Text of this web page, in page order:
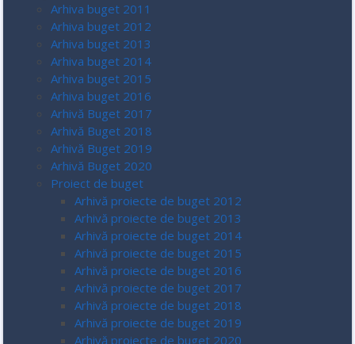
Arhiva buget 2011
Arhiva buget 2012
Arhiva buget 2013
Arhiva buget 2014
Arhiva buget 2015
Arhiva buget 2016
Arhivă Buget 2017
Arhivă Buget 2018
Arhivă Buget 2019
Arhivă Buget 2020
Proiect de buget
Arhivă proiecte de buget 2012
Arhivă proiecte de buget 2013
Arhivă proiecte de buget 2014
Arhivă proiecte de buget 2015
Arhivă proiecte de buget 2016
Arhivă proiecte de buget 2017
Arhivă proiecte de buget 2018
Arhivă proiecte de buget 2019
Arhivă proiecte de buget 2020